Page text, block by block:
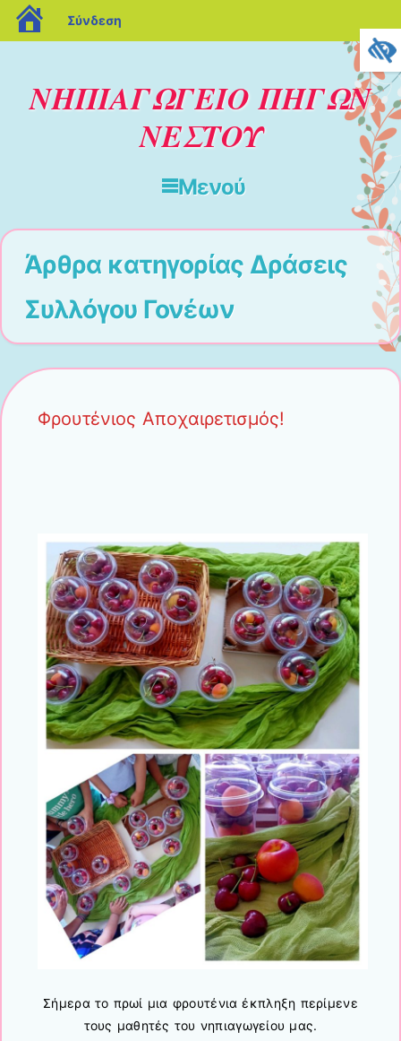
ΝΗΠΙΑΓΩΓΕΙΟ ΠΗΓΩΝ
ΝΕΣΤΟΥ
Μενού
Άρθρα κατηγορίας Δράσεις
Συλλόγου Γονέων
Φρουτένιος Αποχαιρετισμός!
Σήμερα το πρωί μια φρουτένια έκπληξη περίμενε
τους μαθητές του νηπιαγωγείου μας.
blogs.sch.gr
Σύνδεση